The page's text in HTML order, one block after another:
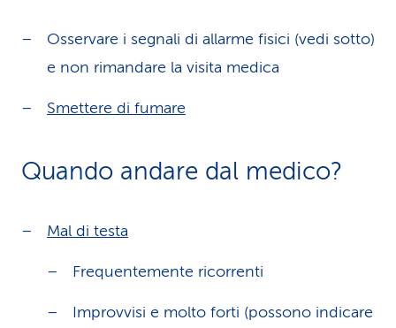
Osservare i segnali di allarme fisici (vedi sotto)
e non rimandare la visita medica
Smettere di fumare
Quando andare dal medico?
Mal di testa
Frequentemente ricorrenti
Improvvisi e molto forti (possono indicare